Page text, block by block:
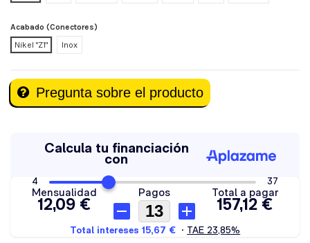
Acabado (Conectores)
Nikel "Z1"
Inox
Pregunta sobre el producto